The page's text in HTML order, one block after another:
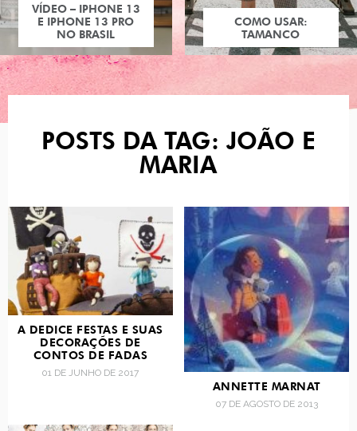
VÍDEO – IPHONE 13
E IPHONE 13 PRO
NO BRASIL
COMO USAR:
TAMANCO
POSTS DA TAG: JOÃO E
MARIA
A DEDICE FESTAS E SUAS
DECORAÇÕES DE
CONTOS DE FADAS
01 DE JUNHO DE 2017
ANNETTE MARNAT
07 DE AGOSTO DE 2013